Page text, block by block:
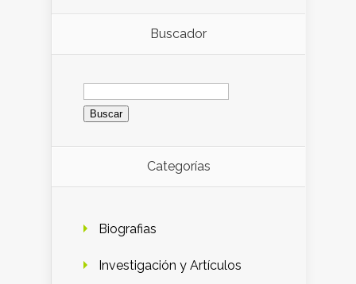
Buscador
Buscar:
Categorías
Biografias
Investigación y Artículos